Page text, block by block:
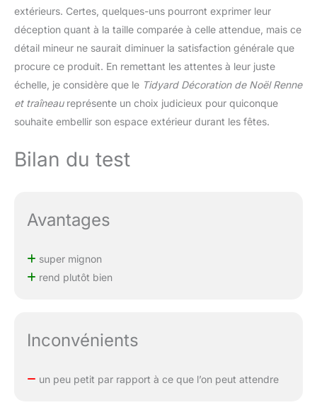
extérieurs. Certes, quelques-uns pourront exprimer leur
déception quant à la taille comparée à celle attendue, mais ce
détail mineur ne saurait diminuer la satisfaction générale que
procure ce produit. En remettant les attentes à leur juste
échelle, je considère que le Tidyard Décoration de Noël Renne
et traîneaureprésente un choix judicieux pour quiconque
souhaite embellir son espace extérieur durant les fêtes.
Bilan du test
Avantages
super mignon
rend plutôt bien
Inconvénients
un peu petit par rapport à ce que l’on peut attendre